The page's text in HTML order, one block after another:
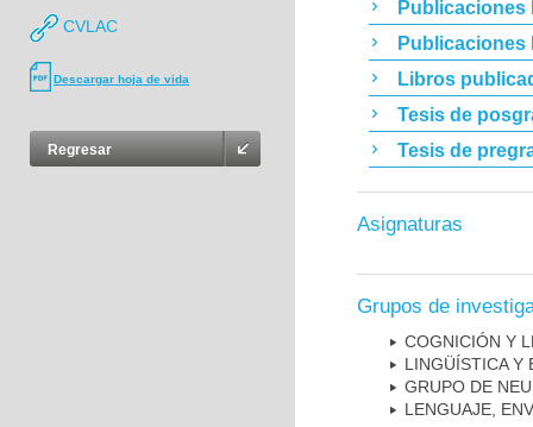
CVLAC
Descargar hoja de vida
Regresar
Publicaciones
Publicaciones
Libros
Tesis de
Tesis de
Asignaturas
Grupos de
COGNICIÓN Y
LINGÜÍSTICA Y
GRUPO DE
LENGUAJE,